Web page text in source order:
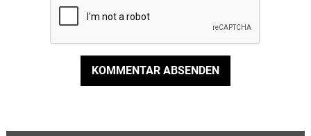
KOMMENTAR ABSENDEN